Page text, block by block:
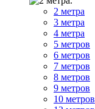
2 метра
3 метра
4 метра
5 метров
6 метров
7 метров
8 метров
9 метров
10 метров